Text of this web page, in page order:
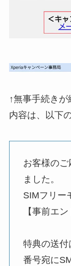
↑無事手続きが
内容は、以下
お客様の
ました。
SIMフリー
【事前エ
特典の送
番号宛に